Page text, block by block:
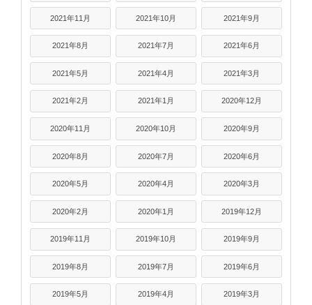
2021年11月 2021年10月 2021年9月
2021年8月 2021年7月 2021年6月
2021年5月 2021年4月 2021年3月
2021年2月 2021年1月 2020年12月
2020年11月 2020年10月 2020年9月
2020年8月 2020年7月 2020年6月
2020年5月 2020年4月 2020年3月
2020年2月 2020年1月 2019年12月
2019年11月 2019年10月 2019年9月
2019年8月 2019年7月 2019年6月
2019年5月 2019年4月 2019年3月